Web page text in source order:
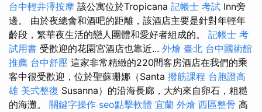
台中輕井澤按摩 該公寓位於Tropicana 記帳士 考試 Inn旁
邊。 由於夜總會和酒吧的距離，該酒店主要是針對年輕年
齡段，繁華夜生活的戀人團體和愛好者組成的。 記帳士 考
試用書 受歡迎的花園宮酒店也靠近... 外燴 臺北 台中國術館
推薦 台中舒壓 這家非常精緻的220間客房酒店在我們的乘
客中很受歡迎，位於聖蘇珊娜（Santa 撥筋課程 台胞證高
雄 美式整復 Susanna）的沿海長廊，大約來自卵石，粗糙
的海灘。 關鍵字操作 seo點擊軟體 宜蘭 外燴 西區整骨 高